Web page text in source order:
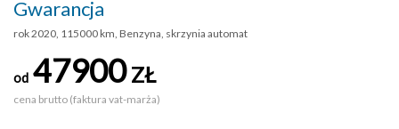
Gwarancja
rok 2020, 115000 km, Benzyna, skrzynia automat
od 47900ZŁ
cena brutto (faktura vat-marża)